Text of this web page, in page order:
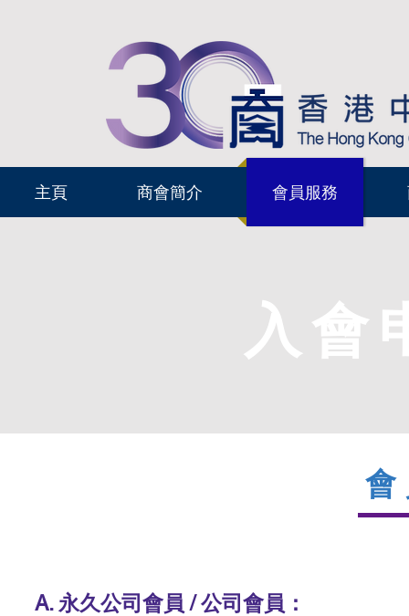
主頁 商會簡介 會員服務
入會
A. 永久公司會員 / 公司會員：